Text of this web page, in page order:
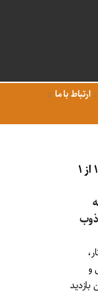
ارتباط با ما
و
بازدید